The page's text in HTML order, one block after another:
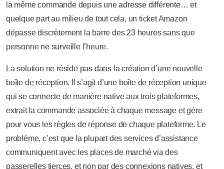
la même commande depuis une adresse différente… et
quelque part au milieu de tout cela, un ticket Amazon
dépasse discrètement la barre des 23 heures sans que
personne ne surveille l’heure.
La solution ne réside pas dans la création d’une nouvelle
boîte de réception. Il s’agit d’une boîte de réception unique
qui se connecte de manière native aux trois plateformes,
extrait la commande associée à chaque message et gère
pour vous les règles de réponse de chaque plateforme. Le
problème, c’est que la plupart des services d’assistance
communiquent avec les places de marché via des
passerelles tierces, et non par des connexions natives, et